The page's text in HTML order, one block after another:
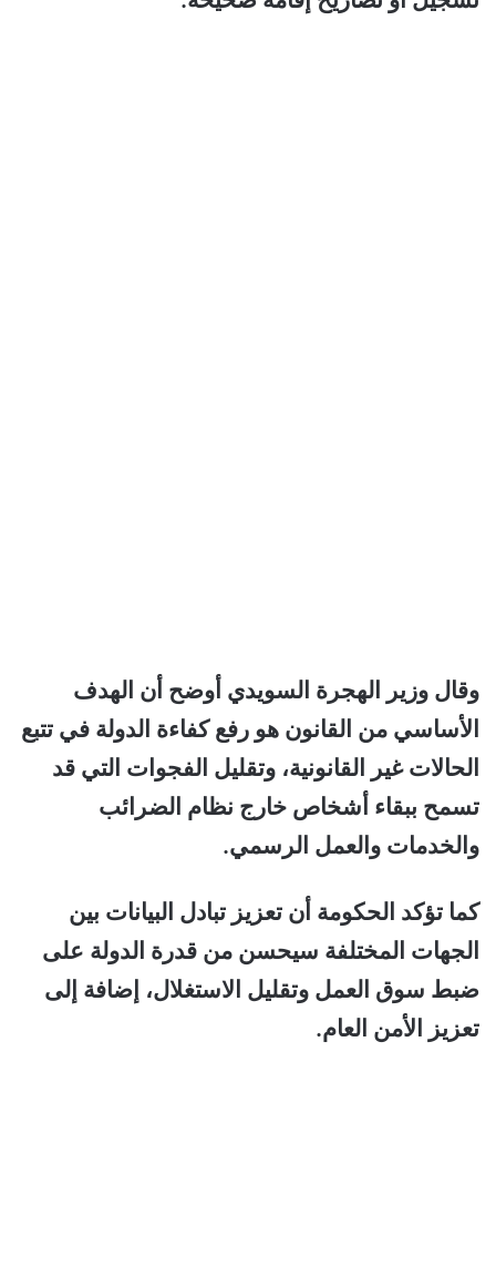
وقال وزير الهجرة السويدي أوضح أن الهدف
الأساسي من القانون هو رفع كفاءة الدولة في تتبع
الحالات غير القانونية، وتقليل الفجوات التي قد
تسمح ببقاء أشخاص خارج نظام الضرائب
والخدمات والعمل الرسمي.
كما تؤكد الحكومة أن تعزيز تبادل البيانات بين
الجهات المختلفة سيحسن من قدرة الدولة على
ضبط سوق العمل وتقليل الاستغلال، إضافة إلى
تعزيز الأمن العام.